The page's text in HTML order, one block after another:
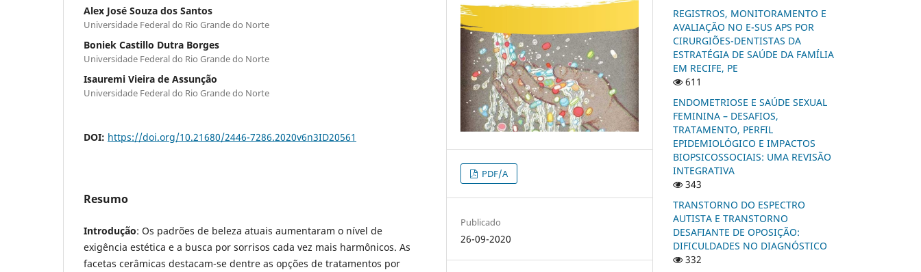
Alex José Souza dos Santos
Universidade Federal do Rio Grande do Norte
Boniek Castillo Dutra Borges
Universidade Federal do Rio Grande do Norte
Isauremi Vieira de Assunção
Universidade Federal do Rio Grande do Norte
DOI: https://doi.org/10.21680/2446-7286.2020v6n3ID20561
Resumo
Introdução: Os padrões de beleza atuais aumentaram o nível de
exigência estética e a busca por sorrisos cada vez mais harmônicos. As
facetas cerâmicas destacam-se dentre as opções de tratamentos por
PDF/A
Publicado
26-09-2020
REGISTROS, MONITORAMENTO E
AVALIAÇÃO NO E-SUS APS POR
CIRURGIÕES-DENTISTAS DA
ESTRATÉGIA DE SAÚDE DA FAMÍLIA
EM RECIFE, PE
611
ENDOMETRIOSE E SAÚDE SEXUAL
FEMININA – DESAFIOS,
TRATAMENTO, PERFIL
EPIDEMIOLÓGICO E IMPACTOS
BIOPSICOSSOCIAIS: UMA REVISÃO
INTEGRATIVA
343
TRANSTORNO DO ESPECTRO
AUTISTA E TRANSTORNO
DESAFIANTE DE OPOSIÇÃO:
DIFICULDADES NO DIAGNÓSTICO
332